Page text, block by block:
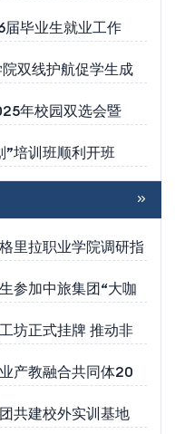
毕业生就业工作
双线护航促学生成
年校园双选会暨
”培训班顺利开班
里拉职业学院调研指
参加中旅集团“大咖
坊正式挂牌 推动非
产教融合共同体20
共建校外实训基地